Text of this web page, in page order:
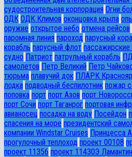
судостроительная корпорация Огни
ОДК ОДК Климов оконцовка крыла
оружие открытое небо отмена рейсов
паромная линия пароход парусный
корабль парусный флот пассажирские
судно Патриот патрульный корабль
самолетов Петр Великий Петр
тюрьма плавучий док ПЛАРК
лодка подводный беспилотник пожар
поповка порт порт Азов порт
порт Сочи порт Таганрог портовая
авианосец посадка на воду Посейдон
спасения на море президентский
компании Windstar Cruises Принцесса
прогулочный теплоход проект 00108
проект 11356 проект 11430Э Ламантин